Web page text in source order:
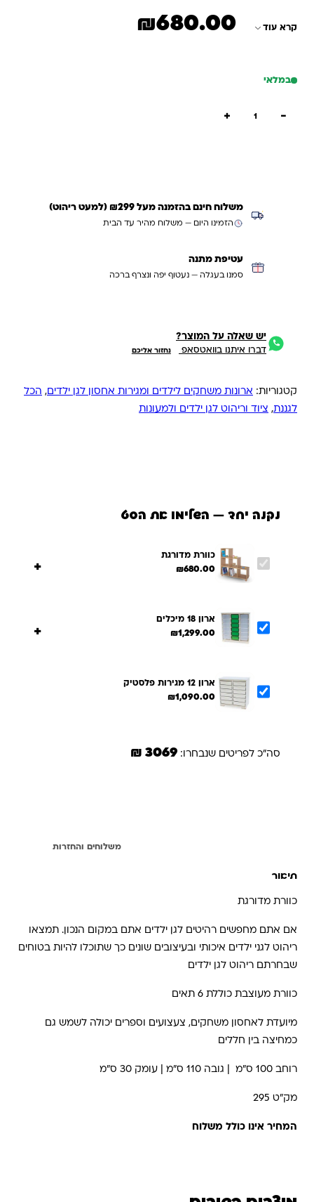
קרא עוד ₪680.00
במלאי
−
+
משלוח חינם בהזמנה מעל ₪299 (למעט ריהוט)
הזמינו היום — משלוח מהיר עד הבית
עטיפת מתנה
סמנו בעגלה — נעטוף יפה ונצרף ברכה
יש שאלה על המוצר?
דברו איתנו בוואטסאפ נחזור אליכם
קטגוריות: ארונות משחקים לילדים ומגירות אחסון לגן ילדים, הכל
לגננת, ציוד וריהוט לגן ילדים ולמעונות
נקנה יחד — השלימו את הסט
כוורת מדורגת
₪680.00
+
ארון 18 מיכלים
₪1,299.00
+
ארון 12 מגירות פלסטיק
₪1,090.00
סה"כ לפריטים שנבחרו: 3069 ₪
משלוחים והחזרות
תיאור
כוורת מדורגת
אם אתם מחפשים רהיטים לגן ילדים אתם במקום הנכון. תמצאו
ריהוט לגני ילדים איכותי ובעיצובים שונים כך שתוכלו להיות בטוחים
שבחרתם ריהוט לגן ילדים
כוורת מעוצבת כוללת 6 תאים
מיועדת לאחסון משחקים, צעצועים וספרים יכולה לשמש גם
כמחיצה בין חללים
רוחב 100 ס"מ | גובה 110 ס"מ | עומק 30 ס"מ
מק"ט 295
המחיר אינו כולל משלוח